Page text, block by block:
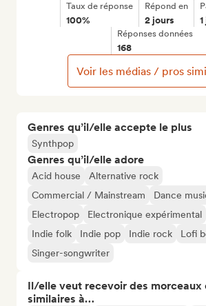
Genres qu’il/elle accepte le plus
Synthpop
Genres qu’il/elle adore
Acid house
Alternative rock
Commercial / Mainstream
Dance
Electropop
Electronique expérimental
Indie folk
Indie pop Indie rock Lofi
Singer-songwriter
Il/elle veut recevoir des morceaux
similaires à…
Taux de réponse
100%
Répond en
2 jours
Réponses données
168
Voir les médias / pros